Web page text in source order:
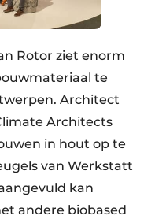
Rotor ziet enorm
te
Architect
Architects
in hout op te
van Werkstatt
kan
andere biobased